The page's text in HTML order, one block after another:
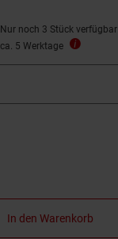
Nur noch 3 Stück verfügbar
ca. 5 Werktage
In den Warenkorb